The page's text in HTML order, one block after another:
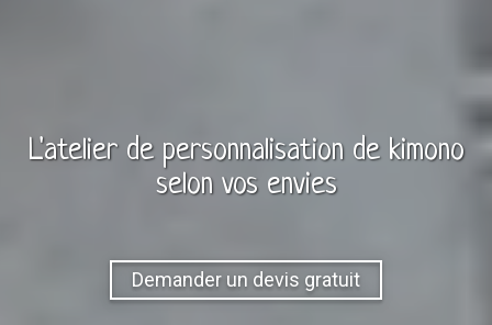
L'atelier de personnalisation de kimono
selon vos envies
Demander un devis gratuit